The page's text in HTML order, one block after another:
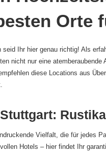
Orte
Ihr hier genau richtig! Als
nicht nur eine
diese Locations aus
Vielfalt, die für jedes
Hotels – hier findet Ihr